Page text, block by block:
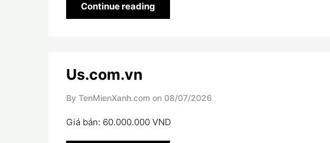
Continue reading
Us.com.vn
By TenMienXanh.com on 08/07/2026
Giá bán: 60.000.000 VND